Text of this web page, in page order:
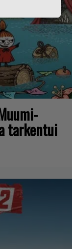
tarkentui